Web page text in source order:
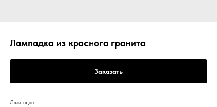
Лампадка из красного гранита
Заказать
Лампадка